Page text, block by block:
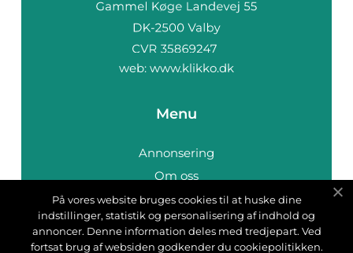
web: www.klikko.dk
Menu
Annonsering
Om oss
Cookies
Kontakta oss
Sitemap
På vores website bruges cookies til at huske dine
indstillinger, statistik og personalisering af indhold og
annoncer. Denne information deles med tredjepart. Ved
fortsat brug af websiden godkender du cookiepolitikken.